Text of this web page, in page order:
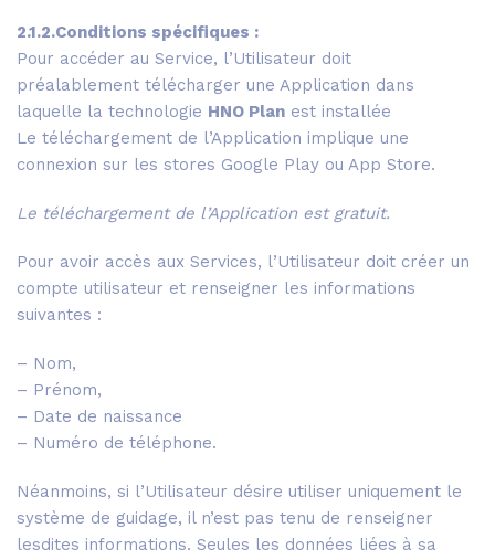
2.1.2.Conditions spécifiques :
Pour accéder au Service, l’Utilisateur doit
préalablement télécharger une Application dans
laquelle la technologie HNO Plan est installée
Le téléchargement de l’Application implique une
connexion sur les stores Google Play ou App Store.
Le téléchargement de l’Application est gratuit.
Pour avoir accès aux Services, l’Utilisateur doit créer un
compte utilisateur et renseigner les informations
suivantes :
– Nom,
– Prénom,
– Date de naissance
– Numéro de téléphone.
Néanmoins, si l’Utilisateur désire utiliser uniquement le
système de guidage, il n’est pas tenu de renseigner
lesdites informations. Seules les données liées à sa